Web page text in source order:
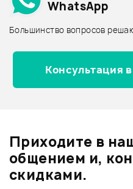
Архив товаров - дороже
Все товары STAGG
Архив товаров - новинки
WhatsApp
Большинство вопросов
Консультация в
Приходите в
общением и,
скидками.